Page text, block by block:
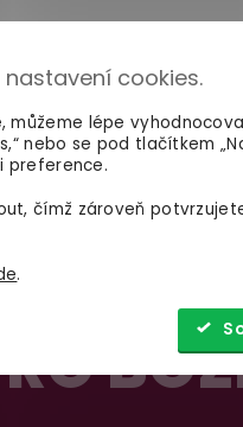
cookies.
můžeme lépe
nebo se pod tlačítkem
preference.
čímž zároveň
.
Dodání do 2. dne
Na rychlosti záleží! Vše
máme skladem a
odesíláme.